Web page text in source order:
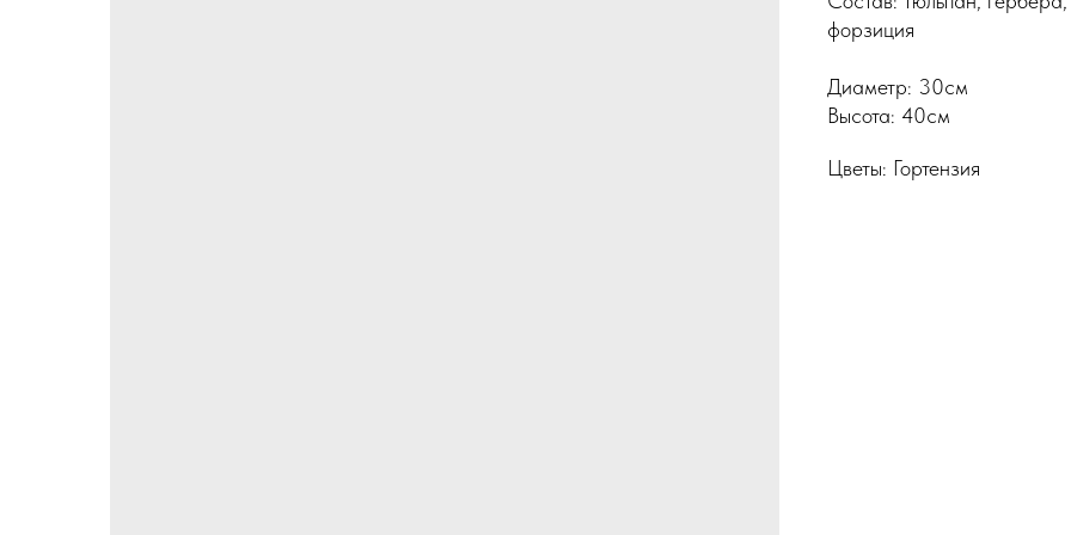
форзиция
Диаметр: 30см
Высота: 40см
Цветы: Гортензия